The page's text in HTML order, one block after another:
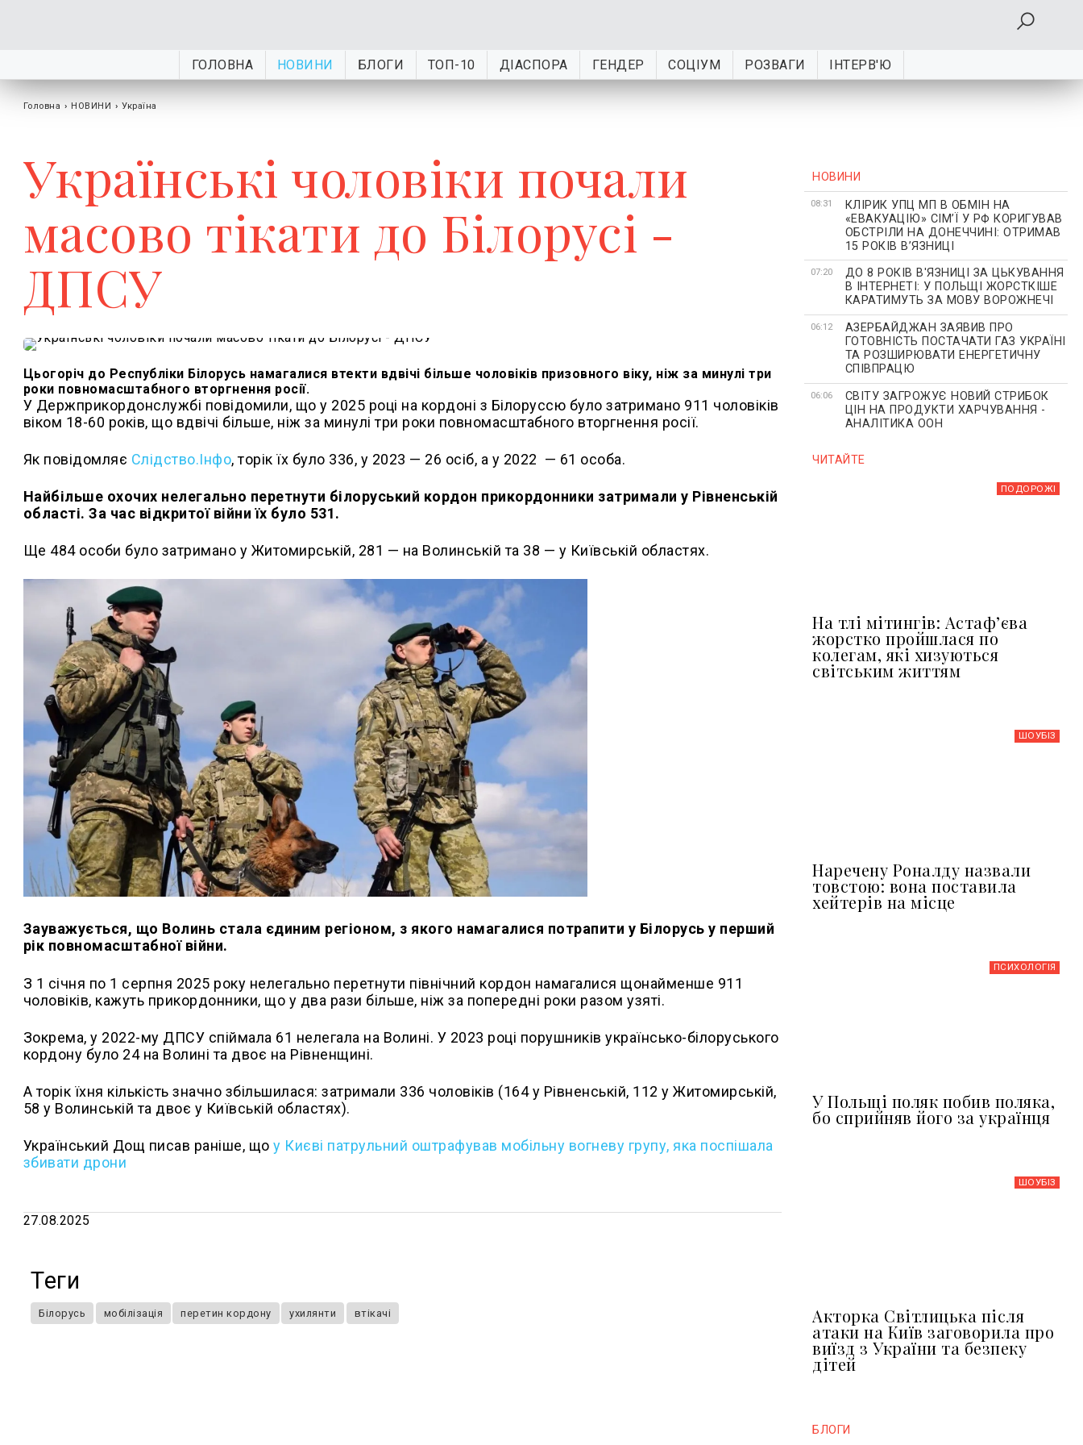
ГОЛОВНА НОВИНИ БЛОГИ ТОП-10 ДІАСПОРА ГЕНДЕР СОЦІУМ РОЗВАГИ ІНТЕРВ'Ю
Головна › НОВИНИ › Україна
Українські чоловіки почали
масово тікати до Білорусі -
ДПСУ
Цьогоріч до Республіки Білорусь намагалися втекти вдвічі більше чоловіків призовного віку, ніж за минулі три
роки повномасштабного вторгнення росії.
У Держприкордонслужбі повідомили, що у 2025 році на кордоні з Білоруссю було затримано 911 чоловіків
віком 18-60 років, що вдвічі більше, ніж за минулі три роки повномасштабного вторгнення росії.
Як повідомляє Слідство.Інфо, торік їх було 336, у 2023 — 26 осіб, а у 2022 — 61 особа.
Найбільше охочих нелегально перетнути білоруський кордон прикордонники затримали у Рівненській
області. За час відкритої війни їх було 531.
Ще 484 особи було затримано у Житомирській, 281 — на Волинській та 38 — у Київській областях.
Зауважується, що Волинь стала єдиним регіоном, з якого намагалися потрапити у Білорусь у перший
рік повномасштабної війни.
З 1 січня по 1 серпня 2025 року нелегально перетнути північний кордон намагалися щонайменше 911
чоловіків, кажуть прикордонники, що у два рази більше, ніж за попередні роки разом узяті.
Зокрема, у 2022-му ДПСУ спіймала 61 нелегала на Волині. У 2023 році порушників українсько-білоруського
кордону було 24 на Волині та двоє на Рівненщині.
А торік їхня кількість значно збільшилася: затримали 336 чоловіків (164 у Рівненській, 112 у Житомирській,
58 у Волинській та двоє у Київській областях).
Український Дощ писав раніше, що у Києві патрульний оштрафував мобільну вогневу групу, яка поспішала
збивати дрони
27.08.2025
Теги
Білорусь мобілізація перетин кордону ухилянти втікачі
НОВИНИ
08:31
КЛІРИК УПЦ МП В ОБМІН НА
«ЕВАКУАЦІЮ» СІМʼЇ У РФ КОРИГУВАВ
ОБСТРІЛИ НА ДОНЕЧЧИНІ: ОТРИМАВ
15 РОКІВ ВʼЯЗНИЦІ
07:20
ДО 8 РОКІВ В'ЯЗНИЦІ ЗА ЦЬКУВАННЯ
В ІНТЕРНЕТІ: У ПОЛЬЩІ ЖОРСТКІШЕ
КАРАТИМУТЬ ЗА МОВУ ВОРОЖНЕЧІ
06:12
АЗЕРБАЙДЖАН ЗАЯВИВ ПРО
ГОТОВНІСТЬ ПОСТАЧАТИ ГАЗ УКРАЇНІ
ТА РОЗШИРЮВАТИ ЕНЕРГЕТИЧНУ
СПІВПРАЦЮ
06:06
СВІТУ ЗАГРОЖУЄ НОВИЙ СТРИБОК
ЦІН НА ПРОДУКТИ ХАРЧУВАННЯ -
АНАЛІТИКА ООН
ЧИТАЙТЕ
ПОДОРОЖІ
На тлі мітингів: Астафʼєва
жорстко пройшлася по
колегам, які хизуються
світським життям
ШОУБIЗ
Наречену Роналду назвали
товстою: вона поставила
хейтерів на місце
ПСИХОЛОГІЯ
У Польщі поляк побив поляка,
бо сприйняв його за українця
ШОУБIЗ
Акторка Світлицька після
атаки на Київ заговорила про
виїзд з України та безпеку
дітей
БЛОГИ